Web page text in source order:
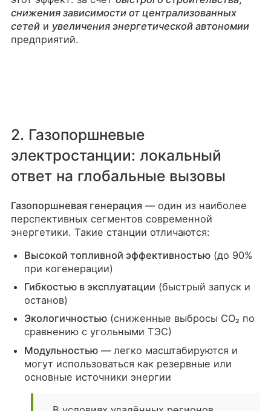
снижения зависимости от централизованных
сетейи увеличения энергетической автономии
предприятий.
2. Газопоршневые
электростанции: локальный
ответ на глобальные вызовы
Газопоршневая генерация— один из наиболее
перспективных сегментов современной
энергетики. Такие станции отличаются:
Высокой топливной эффективностью (до 90%
при когенерации)
Гибкостью в эксплуатации (быстрый запуск и
останов)
Экологичностью (сниженные выбросы CO₂ по
сравнению с угольными ТЭС)
Модульностью — легко масштабируются и
могут использоваться как резервные или
основные источники энергии